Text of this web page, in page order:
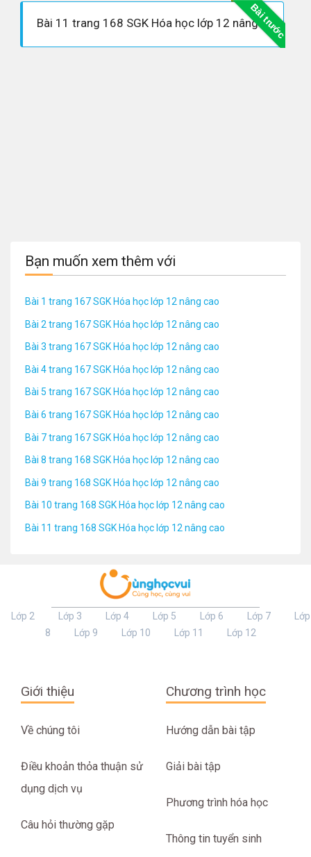
Bài trước
Bài 11 trang 168 SGK Hóa học lớp 12 nâng cao
Bạn muốn xem thêm với
Bài 1 trang 167 SGK Hóa học lớp 12 nâng cao
Bài 2 trang 167 SGK Hóa học lớp 12 nâng cao
Bài 3 trang 167 SGK Hóa học lớp 12 nâng cao
Bài 4 trang 167 SGK Hóa học lớp 12 nâng cao
Bài 5 trang 167 SGK Hóa học lớp 12 nâng cao
Bài 6 trang 167 SGK Hóa học lớp 12 nâng cao
Bài 7 trang 167 SGK Hóa học lớp 12 nâng cao
Bài 8 trang 168 SGK Hóa học lớp 12 nâng cao
Bài 9 trang 168 SGK Hóa học lớp 12 nâng cao
Bài 10 trang 168 SGK Hóa học lớp 12 nâng cao
Bài 11 trang 168 SGK Hóa học lớp 12 nâng cao
Lớp 2 Lớp 3 Lớp 4 Lớp 5 Lớp 6 Lớp 7
Lớp
8
Lớp 9 Lớp 10 Lớp 11 Lớp 12
Giới thiệu
Về chúng tôi
Điều khoản thỏa thuận sử
dụng dịch vụ
Câu hỏi thường gặp
Chương trình học
Hướng dẫn bài tập
Giải bài tập
Phương trình hóa học
Thông tin tuyển sinh